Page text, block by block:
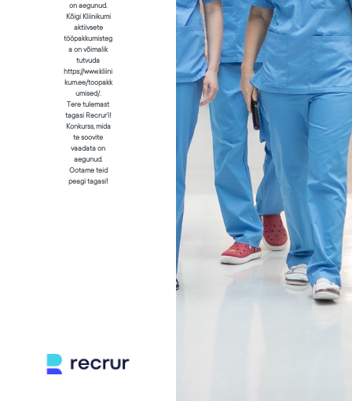
on aegunud.
Kõigi Kliinikumi
aktiivsete
tööpakkumisteg
a on võimalik
tutvuda
https://www.kliini
kum.ee/toopakk
umised/.
Tere tulemast
tagasi Recrur’i!
Konkurss, mida
te soovite
vaadata on
aegunud.
Ootame teid
peagi tagasi!